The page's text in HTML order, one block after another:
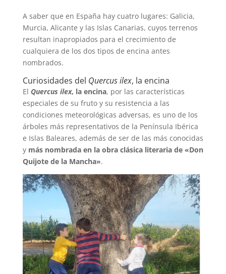
A saber que en España hay cuatro lugares: Galicia,
Murcia, Alicante y las Islas Canarias, cuyos terrenos
resultan inapropiados para el crecimiento de
cualquiera de los dos tipos de encina antes
nombrados.
Curiosidades del Quercus ilex, la encina
El Quercus ilex, la encina, por las características
especiales de su fruto y su resistencia a las
condiciones meteorológicas adversas, es uno de los
árboles más representativos de la Península Ibérica
e Islas Baleares, además de ser de las más conocidas
y más nombrada en la obra clásica literaria de «Don
Quijote de la Mancha».